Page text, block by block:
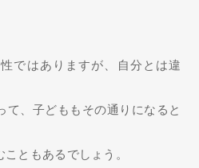
ではありますが、自分とは違
て、子どももその通りになると
ともあるでしょう。